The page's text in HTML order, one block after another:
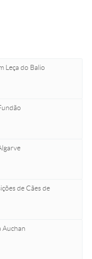
Leça do Balio
de Cães de
Auchan